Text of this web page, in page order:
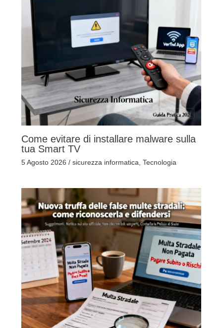
Come evitare di installare malware sulla
tua Smart TV
5 Agosto 2026 / sicurezza informatica Tecnologia